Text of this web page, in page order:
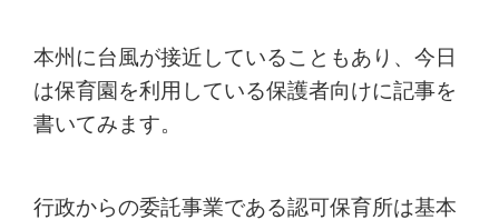
本州に台風が接近していることもあり、今日
は保育園を利用している保護者向けに記事を
書いてみます。
行政からの委託事業である認可保育所は基本